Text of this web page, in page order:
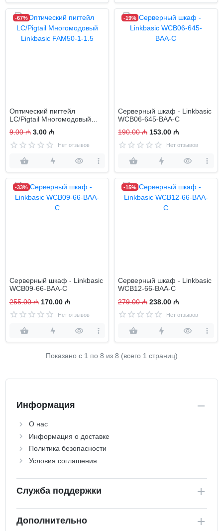
-67%
Оптический пигтейл
LC/Pigtail Многомодовый
9.00 ₼ 3.00 ₼
Нет отзывов
-19%
Серверный шкаф - Linkbasic
WCB06-645-BAA-C
190.00 ₼ 153.00 ₼
Нет отзывов
-33%
Серверный шкаф - Linkbasic
WCB09-66-BAA-C
255.00 ₼ 170.00 ₼
Нет отзывов
-15%
Серверный шкаф - Linkbasic
WCB12-66-BAA-C
279.00 ₼ 238.00 ₼
Нет отзывов
Показано с 1 по 8 из 8 (всего 1 страниц)
Информация
О нас
Информация о доставке
Политика безопасности
Условия соглашения
Служба поддержки
Дополнительно